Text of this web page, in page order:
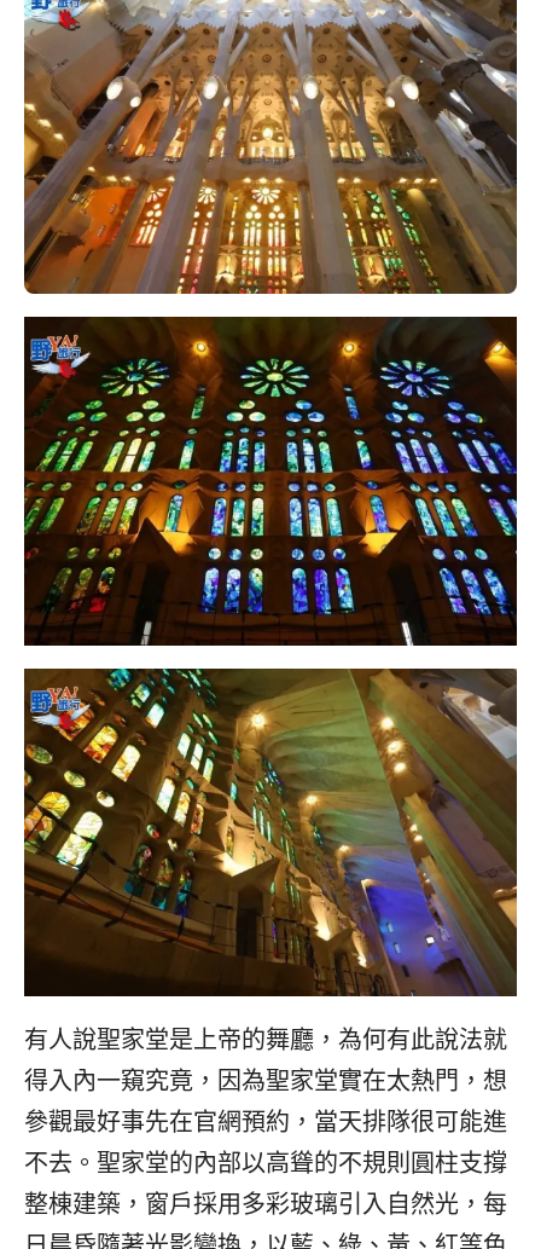
有人說聖家堂是上帝的舞廳，為何有此說法就
得入內一窺究竟，因為聖家堂實在太熱門，想
參觀最好事先在官網預約，當天排隊很可能進
不去。聖家堂的內部以高聳的不規則圓柱支撐
整棟建築，窗戶採用多彩玻璃引入自然光，每